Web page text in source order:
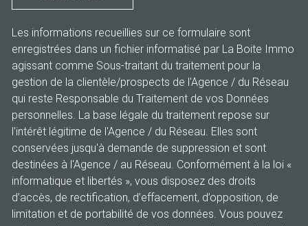
Les informations recueillies sur ce formulaire sont
enregistrées dans un fichier informatisé par La Boite Immo
agissant comme Sous-traitant du traitement pour la
gestion de la clientèle/prospects de l'Agence / du Réseau
qui reste Responsable du Traitement de vos Données
personnelles. La base légale du traitement repose sur
l'intérêt légitime de l'Agence / du Réseau. Elles sont
conservées jusqu'à demande de suppression et sont
destinées à l'Agence / au Réseau. Conformément à la loi «
informatique et libertés », vous disposez des droits
d’accès, de rectification, d’effacement, d’opposition, de
limitation et de portabilité de vos données. Vous pouvez